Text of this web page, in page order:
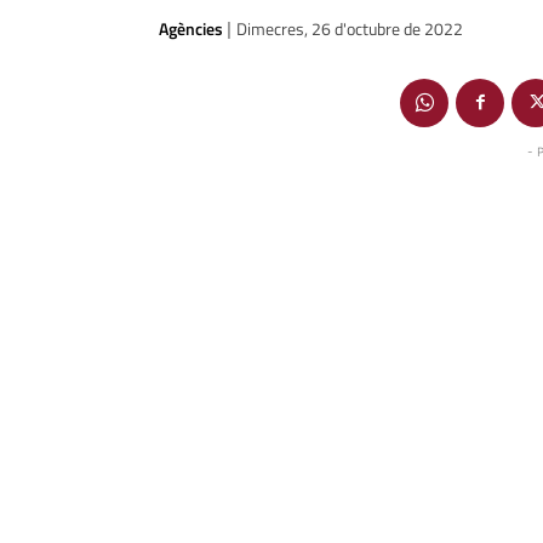
Agències | Dimecres, 26 d'octubre de 2022
-